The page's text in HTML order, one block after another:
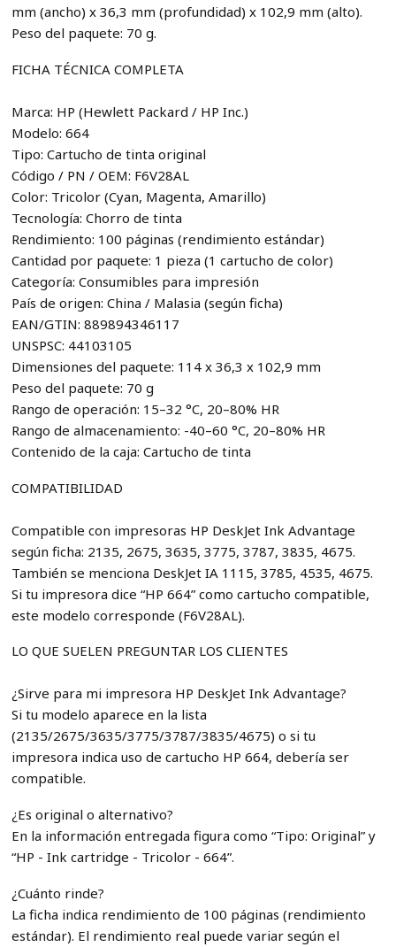
mm (ancho) x 36,3 mm (profundidad) x 102,9 mm (alto).
Peso del paquete: 70 g.
FICHA TÉCNICA COMPLETA
Marca: HP (Hewlett Packard / HP Inc.)
Modelo: 664
Tipo: Cartucho de tinta original
Código / PN / OEM: F6V28AL
Color: Tricolor (Cyan, Magenta, Amarillo)
Tecnología: Chorro de tinta
Rendimiento: 100 páginas (rendimiento estándar)
Cantidad por paquete: 1 pieza (1 cartucho de color)
Categoría: Consumibles para impresión
País de origen: China / Malasia (según ficha)
EAN/GTIN: 889894346117
UNSPSC: 44103105
Dimensiones del paquete: 114 x 36,3 x 102,9 mm
Peso del paquete: 70 g
Rango de operación: 15–32 °C, 20–80% HR
Rango de almacenamiento: -40–60 °C, 20–80% HR
Contenido de la caja: Cartucho de tinta
COMPATIBILIDAD
Compatible con impresoras HP DeskJet Ink Advantage
según ficha: 2135, 2675, 3635, 3775, 3787, 3835, 4675.
También se menciona DeskJet IA 1115, 3785, 4535, 4675.
Si tu impresora dice “HP 664” como cartucho compatible,
este modelo corresponde (F6V28AL).
LO QUE SUELEN PREGUNTAR LOS CLIENTES
¿Sirve para mi impresora HP DeskJet Ink Advantage?
Si tu modelo aparece en la lista
(2135/2675/3635/3775/3787/3835/4675) o si tu
impresora indica uso de cartucho HP 664, debería ser
compatible.
¿Es original o alternativo?
En la información entregada figura como “Tipo: Original” y
“HP - Ink cartridge - Tricolor - 664”.
¿Cuánto rinde?
La ficha indica rendimiento de 100 páginas (rendimiento
estándar). El rendimiento real puede variar según el